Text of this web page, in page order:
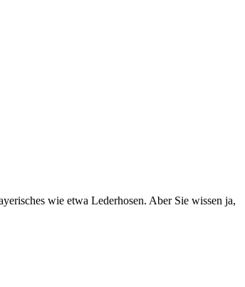
wie etwa Lederhosen. Aber Sie wissen ja,